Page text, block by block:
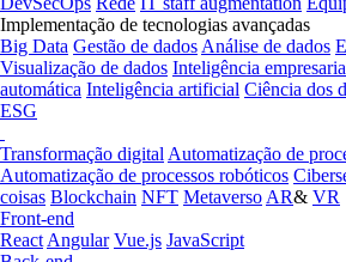
Implementação de tecnologias avançadas
Big Data Gestão de dados Análise de dados
Visualização de dados Inteligência
automática Inteligência artificial Ciência dos
ESG
Transformação digital Automatização de
Automatização de processos robóticos
coisas Blockchain NFT Metaverso AR& VR
Front-end
React Angular Vue.js JavaScript